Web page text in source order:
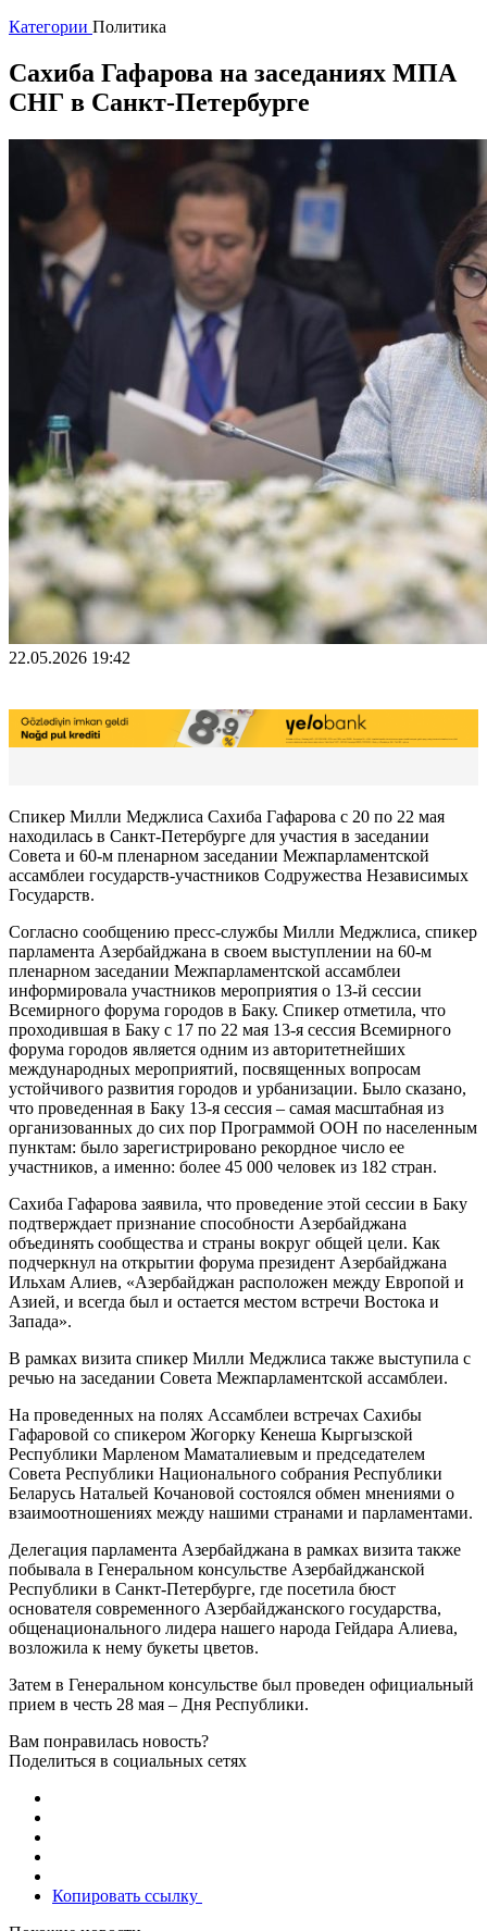
Категории Политика
Сахиба Гафарова на заседаниях МПА
СНГ в Санкт-Петербурге
22.05.2026 19:42
Спикер Милли Меджлиса Сахиба Гафарова с 20 по 22 мая
находилась в Санкт-Петербурге для участия в заседании
Совета и 60-м пленарном заседании Межпарламентской
ассамблеи государств-участников Содружества Независимых
Государств.
Согласно сообщению пресс-службы Милли Меджлиса, спикер
парламента Азербайджана в своем выступлении на 60-м
пленарном заседании Межпарламентской ассамблеи
информировала участников мероприятия о 13-й сессии
Всемирного форума городов в Баку. Спикер отметила, что
проходившая в Баку с 17 по 22 мая 13-я сессия Всемирного
форума городов является одним из авторитетнейших
международных мероприятий, посвященных вопросам
устойчивого развития городов и урбанизации. Было сказано,
что проведенная в Баку 13-я сессия – самая масштабная из
организованных до сих пор Программой ООН по населенным
пунктам: было зарегистрировано рекордное число ее
участников, а именно: более 45 000 человек из 182 стран.
Сахиба Гафарова заявила, что проведение этой сессии в Баку
подтверждает признание способности Азербайджана
объединять сообщества и страны вокруг общей цели. Как
подчеркнул на открытии форума президент Азербайджана
Ильхам Алиев, «Азербайджан расположен между Европой и
Азией, и всегда был и остается местом встречи Востока и
Запада».
В рамках визита спикер Милли Меджлиса также выступила с
речью на заседании Совета Межпарламентской ассамблеи.
На проведенных на полях Ассамблеи встречах Сахибы
Гафаровой со спикером Жогорку Кенеша Кыргызской
Республики Марленом Маматалиевым и председателем
Совета Республики Национального собрания Республики
Беларусь Натальей Кочановой состоялся обмен мнениями о
взаимоотношениях между нашими странами и парламентами.
Делегация парламента Азербайджана в рамках визита также
побывала в Генеральном консульстве Азербайджанской
Республики в Санкт-Петербурге, где посетила бюст
основателя современного Азербайджанского государства,
общенационального лидера нашего народа Гейдара Алиева,
возложила к нему букеты цветов.
Затем в Генеральном консульстве был проведен официальный
прием в честь 28 мая – Дня Республики.
Вам понравилась новость?
Поделиться в социальных сетях
Копировать ссылку